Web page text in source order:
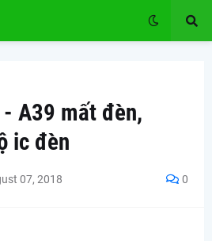
- A39 mất đèn,
ic đèn
07, 2018 0